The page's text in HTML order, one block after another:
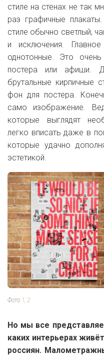
стиле на стенах не так
раз графичные
стиле обычно светлый,
и исключения.
однотонные. Это
постера или афиши.
брутальные кирпичные
фон для постера.
само изображение.
которые выглядят
легко вписать даже в
которые удачно
эстетикой.
Фото 1 2
Но мы все
каких интерьерах
россиян.